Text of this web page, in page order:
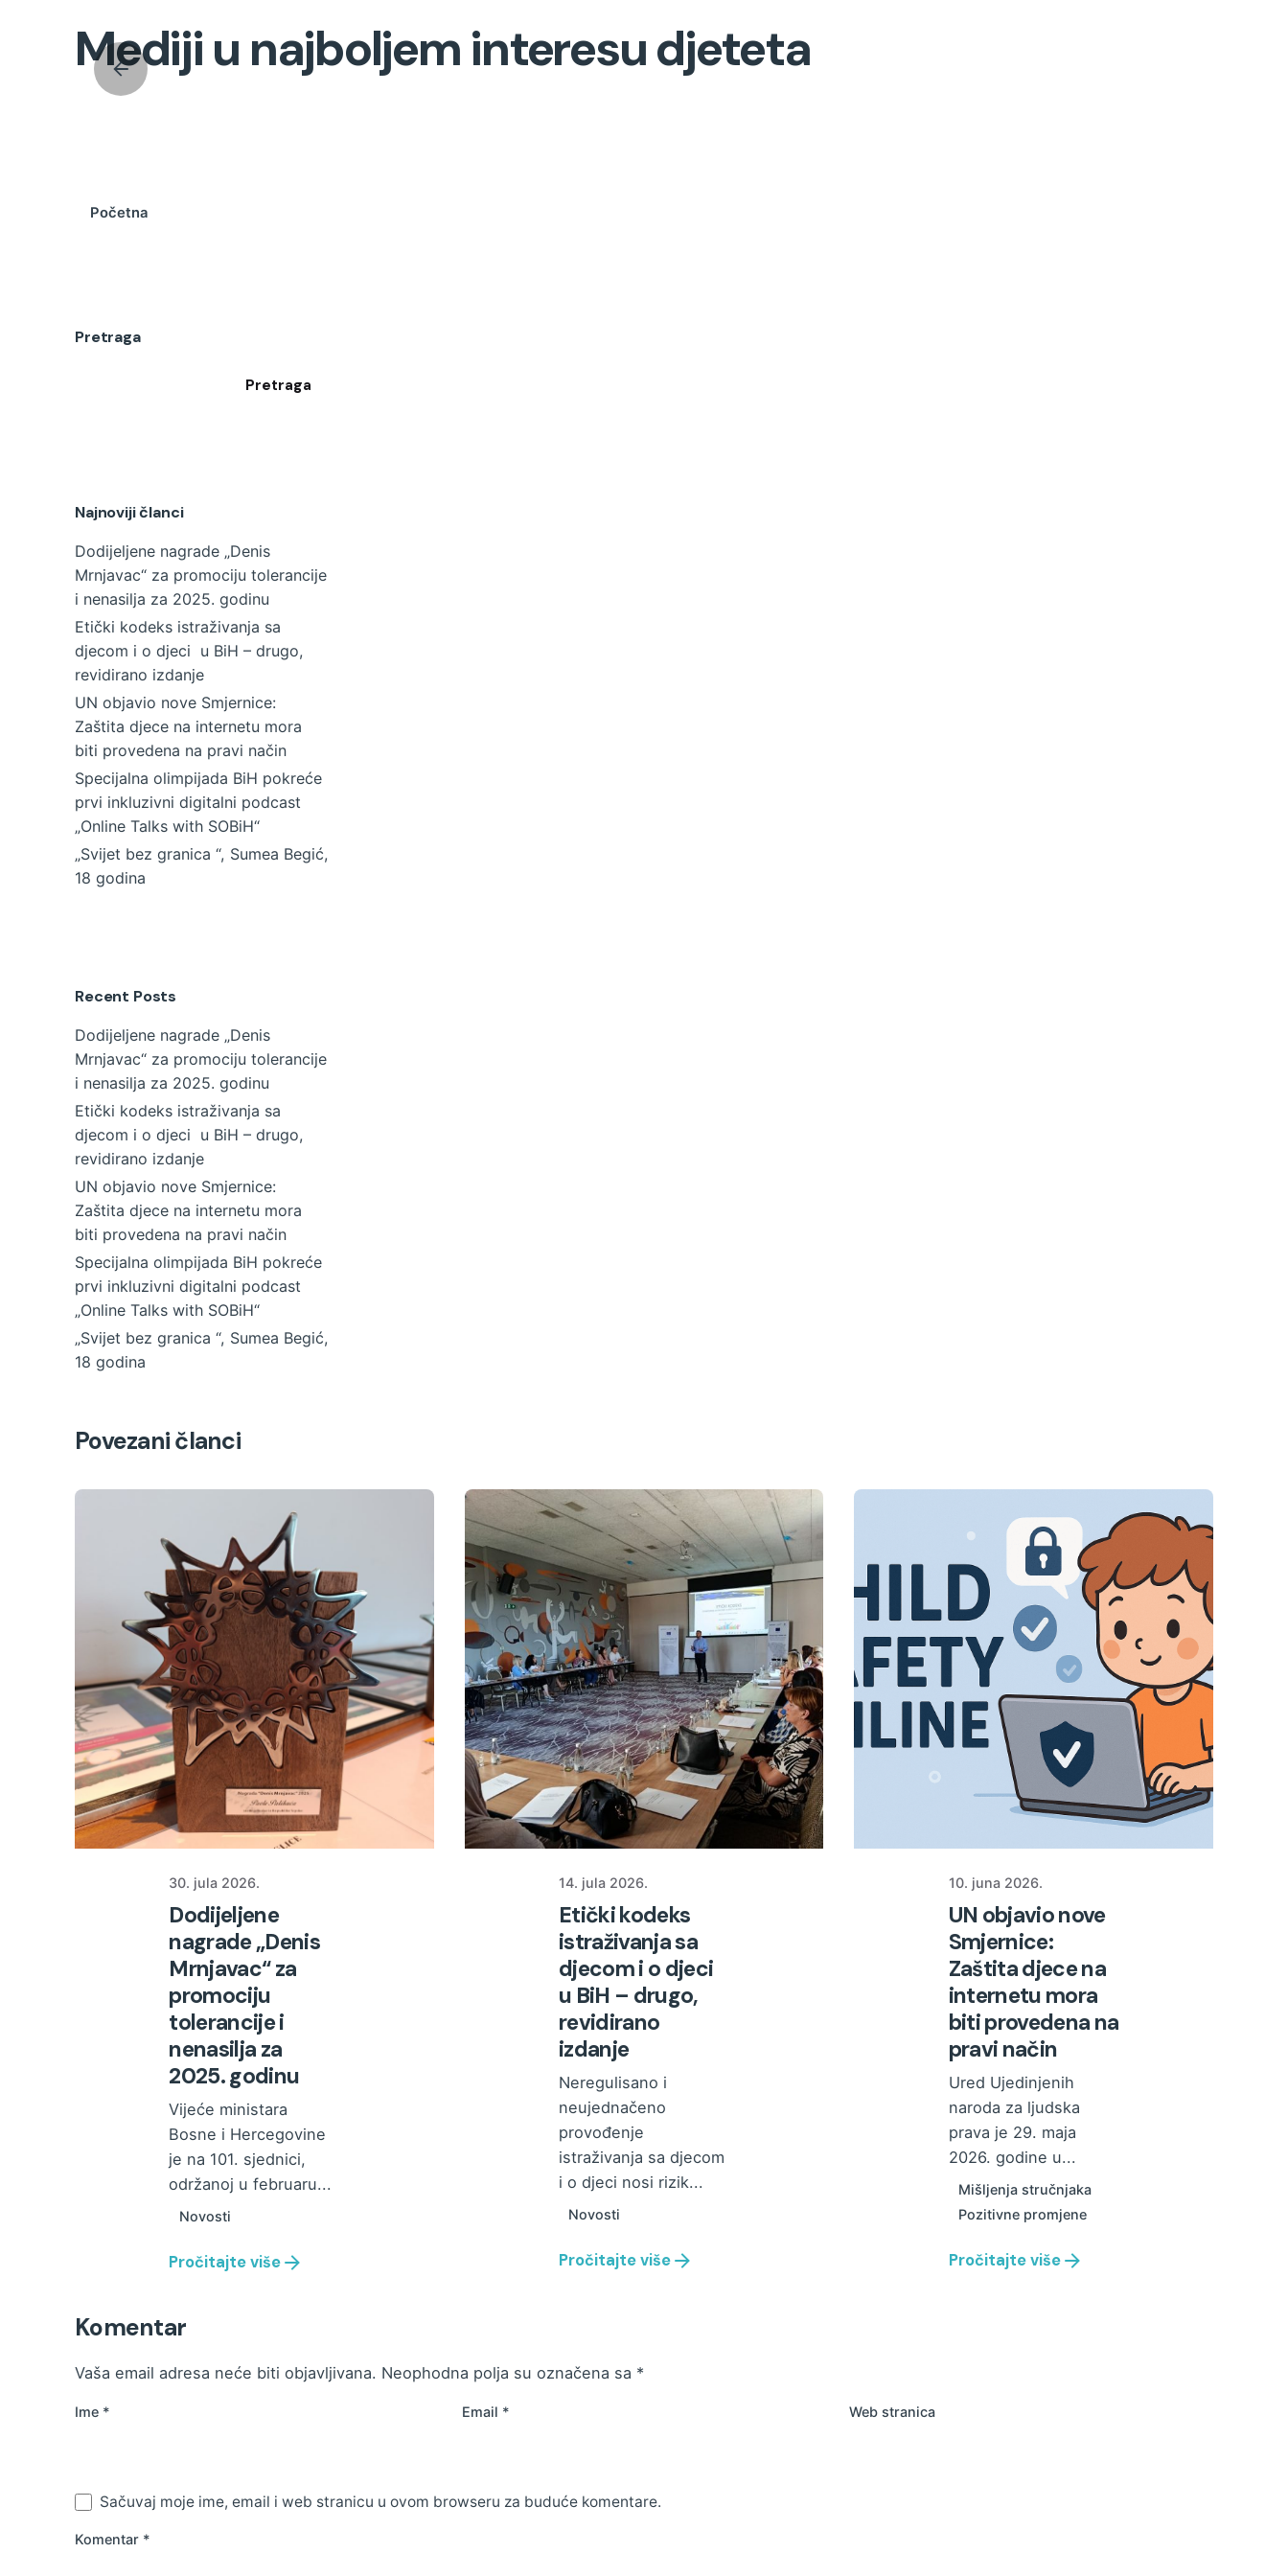
Mediji u najboljem interesu djeteta
Početna
Pretraga
Pretraga
Najnoviji članci
Dodijeljene nagrade „Denis
Mrnjavac“ za promociju tolerancije
i nenasilja za 2025. godinu
Etički kodeks istraživanja sa
djecom i o djeci u BiH – drugo,
revidirano izdanje
UN objavio nove Smjernice:
Zaštita djece na internetu mora
biti provedena na pravi način
Specijalna olimpijada BiH pokreće
prvi inkluzivni digitalni podcast
„Online Talks with SOBiH“
„Svijet bez granica “, Sumea Begić,
18 godina
Recent Posts
Dodijeljene nagrade „Denis
Mrnjavac“ za promociju tolerancije
i nenasilja za 2025. godinu
Etički kodeks istraživanja sa
djecom i o djeci u BiH – drugo,
revidirano izdanje
UN objavio nove Smjernice:
Zaštita djece na internetu mora
biti provedena na pravi način
Specijalna olimpijada BiH pokreće
prvi inkluzivni digitalni podcast
„Online Talks with SOBiH“
„Svijet bez granica “, Sumea Begić,
18 godina
Povezani članci
30. jula 2026.
Dodijeljene
nagrade „Denis
Mrnjavac“ za
promociju
tolerancije i
nenasilja za
2025. godinu
Vijeće ministara
Bosne i Hercegovine
je na 101. sjednici,
održanoj u februaru...
Novosti
Pročitajte više
14. jula 2026.
Etički kodeks
istraživanja sa
djecom i o djeci
u BiH – drugo,
revidirano
izdanje
Neregulisano i
neujednačeno
provođenje
istraživanja sa djecom
i o djeci nosi rizik...
Novosti
Pročitajte više
10. juna 2026.
UN objavio nove
Smjernice:
Zaštita djece na
internetu mora
biti provedena na
pravi način
Ured Ujedinjenih
naroda za ljudska
prava je 29. maja
2026. godine u...
Mišljenja stručnjaka
Pozitivne promjene
Pročitajte više
Komentar
Vaša email adresa neće biti objavljivana. Neophodna polja su označena sa *
Ime * Email * Web stranica
Sačuvaj moje ime, email i web stranicu u ovom browseru za buduće komentare.
Komentar *